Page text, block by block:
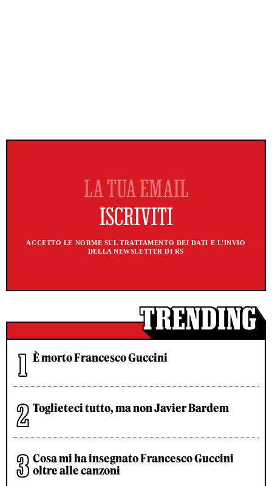
ACCETTO LE NORME SUL TRATTAMENTO DEI DATI E L'INVIO
DELLA NEWSLETTER DI RS
È morto Francesco Guccini
Toglieteci tutto, ma non Javier Bardem
Cosa mi ha insegnato Francesco Guccini
oltre alle canzoni